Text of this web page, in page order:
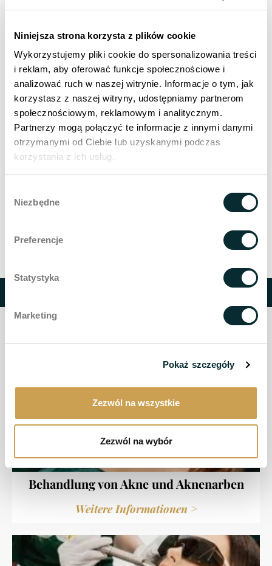
Niniejsza strona korzysta z plików cookie
Wykorzystujemy pliki cookie do spersonalizowania treści
i reklam, aby oferować funkcje społecznościowe i
analizować ruch w naszej witrynie. Informacje o tym, jak
korzystasz z naszej witryny, udostępniamy partnerom
społecznościowym, reklamowym i analitycznym.
Partnerzy mogą połączyć te informacje z innymi danymi
otrzymanymi od Ciebie lub uzyskanymi podczas
korzystania z ich usług.
zgody
Niezbędne
Preferencje
Statystyka
Marketing
Pokaż szczegóły
Zezwól na wszystkie
Zezwól na wybór
Enzyklopädie
Verwandte
Einträge
Laser co2
Gesichtsverjüngung
Entfernung von Narben
Empfohlene Behandlungen
Behandlung von Akne und Aknenarben
Weitere Informationen >